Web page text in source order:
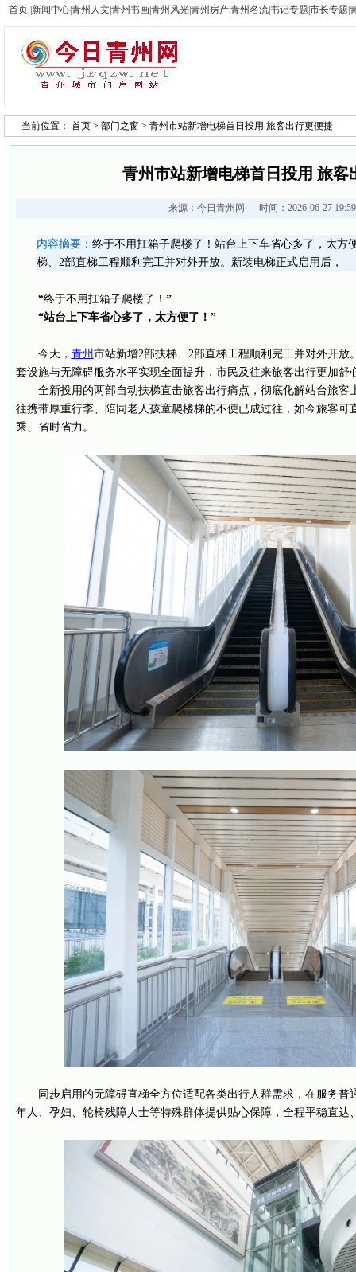
首页 新闻中心青州人文 青州书画青州风光青州房产青州名流书记专题 市长专题
当前位置： 首页 > 部门之窗 > 青州市站新增电梯首日投用 旅客出行更便捷
青州市站新增电梯首日投用 旅客
来源： 今日青州网 时间：2026-06-27
内容摘要： 终于不用扛箱子爬楼了！站台上下车省心多了，太方
梯、2部直梯工程顺利完工并对外开放。新装电梯正式启用后，
“终于不用扛箱子爬楼了！ ”
“站台上下车省心多了，太方便了！”
今天， 青州 市站新增2部扶梯、2部直梯工程顺利完工并对外开放
套设施与无障碍服务水平实现全面提升，市民及往来旅客出行更加舒
全新投用的两部自动扶梯直击旅客出行痛点，彻底化解站台旅客
往携带厚重行李、陪同老人孩童爬楼梯的不便已成过往，如今旅客可
乘、省时省力。
同步启用的无障碍直梯全方位适配各类出行人群需求，在服务
年人、孕妇、轮椅残障人士等特殊群体提供贴心保障，全程平稳直达